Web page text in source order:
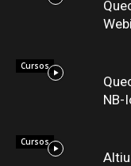
Cursos
NB-
Cursos